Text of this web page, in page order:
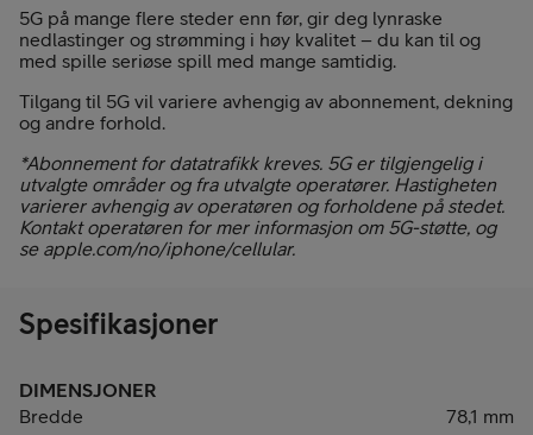
5G på mange flere steder enn før, gir deg lynraske
nedlastinger og strømming i høy kvalitet – du kan til og
med spille seriøse spill med mange samtidig.
Tilgang til 5G vil variere avhengig av abonnement, dekning
og andre forhold.
*Abonnement for datatrafikk kreves. 5G er tilgjengelig i
utvalgte områder og fra utvalgte operatører. Hastigheten
varierer avhengig av operatøren og forholdene på stedet.
Kontakt operatøren for mer informasjon om 5G-støtte, og
se apple.com/no/iphone/cellular.
Spesifikasjoner
DIMENSJONER
Bredde
78,1 mm